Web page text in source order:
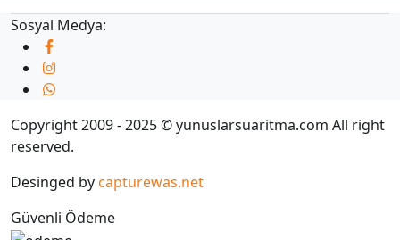
Sosyal Medya:
Copyright 2009 - 2025 © yunuslarsuaritma.com All right
reserved.
Desinged bycapturewas.net
Güvenli Ödeme